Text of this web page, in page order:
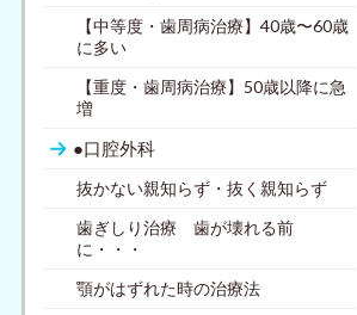
【中等度・歯周病治療】40歳〜60歳
に多い
【重度・歯周病治療】50歳以降に急
増
●口腔外科
抜かない親知らず・抜く親知らず
歯ぎしり治療 歯が壊れる前
に・・・
顎がはずれた時の治療法